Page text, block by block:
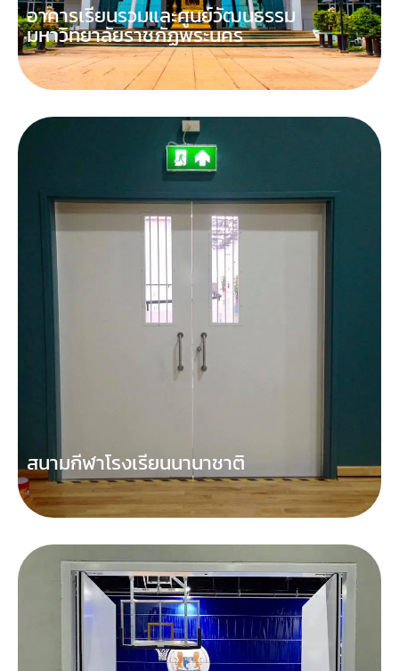
อาคารเรียนรวมและศูนย์วัฒนธรรม
มหาวิทยาลัยราชภัฏพระนคร
สนามกีฬาโรงเรียนนานาชาติ